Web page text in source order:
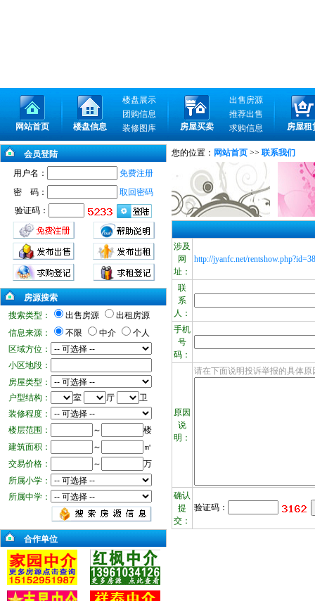
网站首页 楼盘信息
楼盘展示
房屋买卖
出售房源
房屋租
团购信息
推荐出售
装修图库
求购信息
会员登陆
用户名：
免费注册
密 码：
取回密码
验证码：
房源搜索
搜索类型：
出售房源
出租房源
信息来源：
不限 中介
个人
区域方位：
小区地段：
房屋类型：
户型结构：
室 厅
卫
装修程度：
楼层范围：
～
楼
建筑面积：
～
㎡
交易价格：
～
万
所属小学：
所属中学：
合作单位
您的位置： 网站首页 >> 联系我们
涉及
网
址：
http://jyanfc.net/
联
系
人：
手机
号
码：
原因
说
明：
请在下面说明投诉举报的具体
确认
提
交：
验证码：